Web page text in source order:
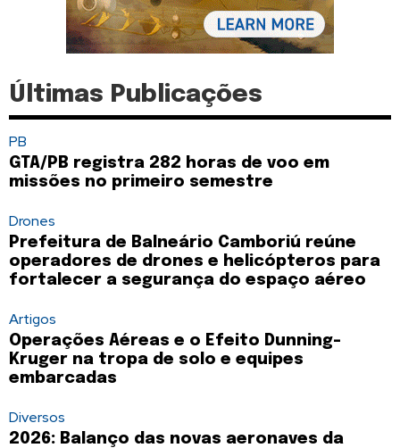
Últimas Publicações
PB
GTA/PB registra 282 horas de voo em
missões no primeiro semestre
Drones
Prefeitura de Balneário Camboriú reúne
operadores de drones e helicópteros para
fortalecer a segurança do espaço aéreo
Artigos
Operações Aéreas e o Efeito Dunning-
Kruger na tropa de solo e equipes
embarcadas
Diversos
2026: Balanço das novas aeronaves da